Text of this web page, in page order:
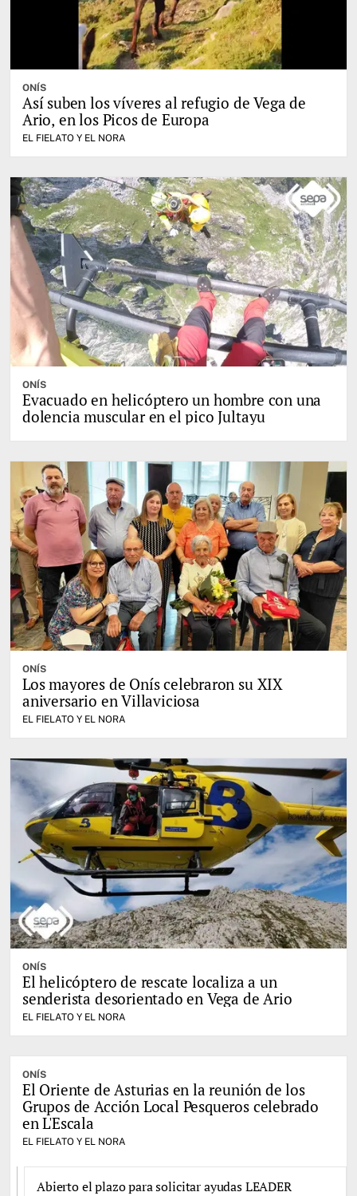
ONÍS
Así suben los víveres al refugio de Vega de
Ario, en los Picos de Europa
EL FIELATO Y EL NORA
ONÍS
Evacuado en helicóptero un hombre con una
dolencia muscular en el pico Jultayu
ONÍS
Los mayores de Onís celebraron su XIX
aniversario en Villaviciosa
EL FIELATO Y EL NORA
ONÍS
El helicóptero de rescate localiza a un
senderista desorientado en Vega de Ario
EL FIELATO Y EL NORA
ONÍS
El Oriente de Asturias en la reunión de los
Grupos de Acción Local Pesqueros celebrado
en L'Escala
EL FIELATO Y EL NORA
Abierto el plazo para solicitar ayudas LEADER